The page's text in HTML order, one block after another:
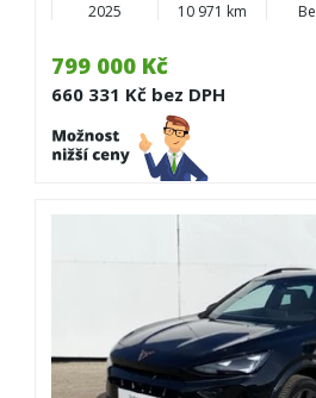
799 000 Kč
660 331 Kč bez DPH
2025 10 971 km